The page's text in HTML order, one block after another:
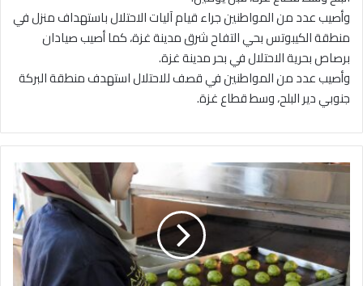
وأصيب عدد من المواطنين جراء قيام آليات الاحتلال باستهداف منزل في
منطقة الكيبوتس بحي التفاح شرق مدينة غزة، كما أصيب صيادان
برصاص بحرية الاحتلال في بحر مدينة غزة.
وأصيب عدد من المواطنين في قصف للاحتلال استهدف منطقة البركة
جنوبي دير البلح، وسط قطاع غزة.
ع
ل
و
ن
:
ب